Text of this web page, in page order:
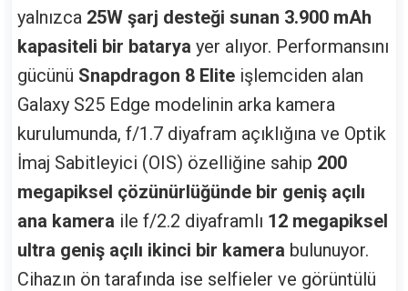
yalnızca 25W şarj desteği sunan 3.900 mAh
kapasiteli bir batarya yer alıyor. Performansını
gücünü Snapdragon 8 Elite işlemciden alan
Galaxy S25 Edge modelinin arka kamera
kurulumunda, f/1.7 diyafram açıklığına ve Optik
İmaj Sabitleyici (OIS) özelliğine sahip 200
megapiksel çözünürlüğünde bir geniş açılı
ana kamera ile f/2.2 diyaframlı 12 megapiksel
ultra geniş açılı ikinci bir kamera bulunuyor.
Cihazın ön tarafında ise selfieler ve görüntülü